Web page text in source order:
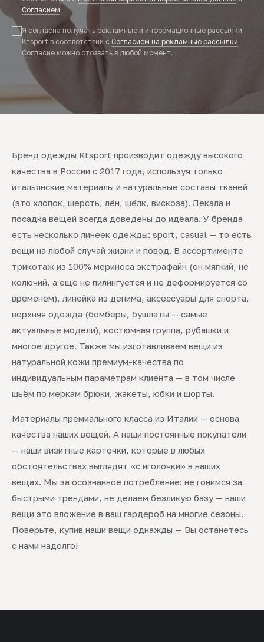
Согласием.
Я согласна получать рекламные и информационные рассылки
Ktsport в соответствии с Согласием на рекламные рассылки.
Согласие можно отозвать в любой момент.
Бренд одежды Ktsport производит одежду высокого
качества в России с 2017 года, используя только
итальянские материалы и натуральные составы тканей
(это хлопок, шерсть, лён, шёлк, вискоза). Лекала и
посадка вещей всегда доведены до идеала. У бренда
есть несколько линеек одежды: sport, casual — то есть
вещи на любой случай жизни и повод. В ассортименте
трикотаж из 100% мериноса экстрафайн (он мягкий, не
колючий, а ещё не пилингуется и не деформируется со
временем), линейка из денима, аксессуары для спорта,
верхняя одежда (бомберы, бушлаты — самые
актуальные модели), костюмная группа, рубашки и
многое другое. Также мы изготавливаем вещи из
натуральной кожи премиум-качества по
индивидуальным параметрам клиента — в том числе
шьём по меркам брюки, жакеты, юбки и шорты.
Материалы премиального класса из Италии — основа
качества наших вещей. А наши постоянные покупатели
— наши визитные карточки, которые в любых
обстоятельствах выглядят «с иголочки» в наших
вещах. Мы за осознанное потребление: не гонимся за
быстрыми трендами, не делаем безликую базу — наши
вещи это вложение в ваш гардероб на многие сезоны.
Поверьте, купив наши вещи однажды — Вы останетесь
с нами надолго!